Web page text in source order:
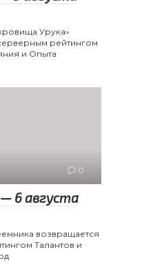
Урука»
рейтингом
и Опыта
0
— 6 августа
возвращается
Талантов и